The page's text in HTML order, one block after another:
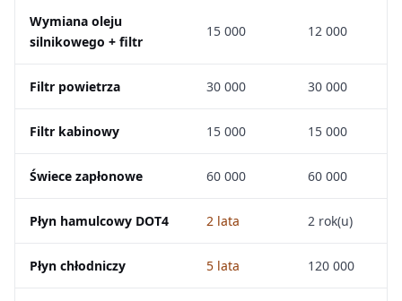
Wymiana oleju
silnikowego + filtr
15 000 12 000
Filtr powietrza 30 000 30 000
Filtr kabinowy 15 000 15 000
Świece zapłonowe 60 000 60 000
Płyn hamulcowy DOT4 2 lata 2 rok(u)
Płyn chłodniczy 5 lata 120 000